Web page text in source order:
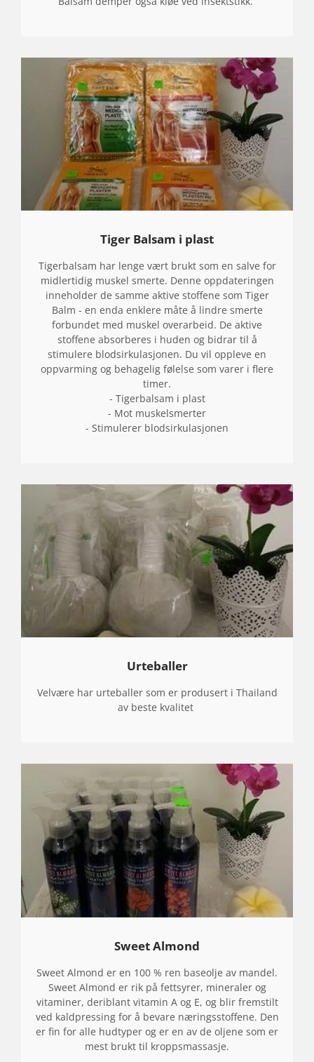
Tiger Balsam i plast
Tigerbalsam har lenge vært brukt som en salve for
midlertidig muskel smerte. Denne oppdateringen
inneholder de samme aktive stoffene som Tiger
Balm - en enda enklere måte å lindre smerte
forbundet med muskel overarbeid. De aktive
stoffene absorberes i huden og bidrar til å
stimulere blodsirkulasjonen. Du vil oppleve en
oppvarming og behagelig følelse som varer i flere
timer.
- Tigerbalsam i plast
- Mot muskelsmerter
- Stimulerer blodsirkulasjonen
Urteballer
Velvære har urteballer som er produsert i Thailand
av beste kvalitet
Sweet Almond
Sweet Almond er en 100 % ren baseolje av mandel.
Sweet Almond er rik på fettsyrer, mineraler og
vitaminer, deriblant vitamin A og E, og blir fremstilt
ved kaldpressing for å bevare næringsstoffene. Den
er fin for alle hudtyper og er en av de oljene som er
mest brukt til kroppsmassasje.